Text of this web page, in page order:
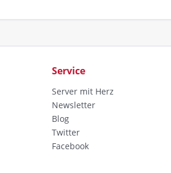
Service
Server mit Herz
Newsletter
Blog
Twitter
Facebook